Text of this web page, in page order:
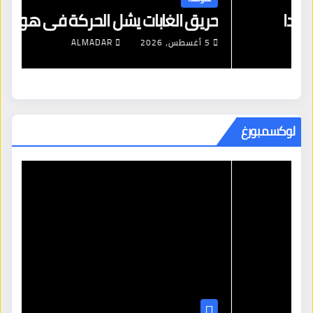
التضخم وارتفاع الأسعار في هولندا
ALMADAR
لوكسمبورغ